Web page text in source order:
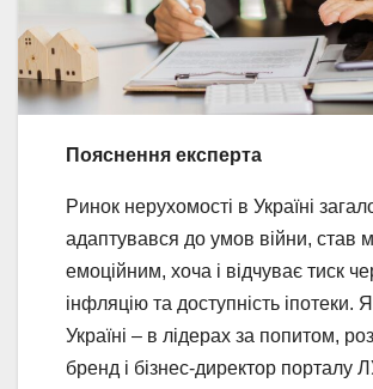
Пояснення експерта
Ринок нерухомості в Україні
адаптувався до умов війни, став
емоційним, хоча і відчуває тиск
інфляцію та доступність іпотеки.
Україні – в лідерах за попитом,
бренд і бізнес-директор порталу